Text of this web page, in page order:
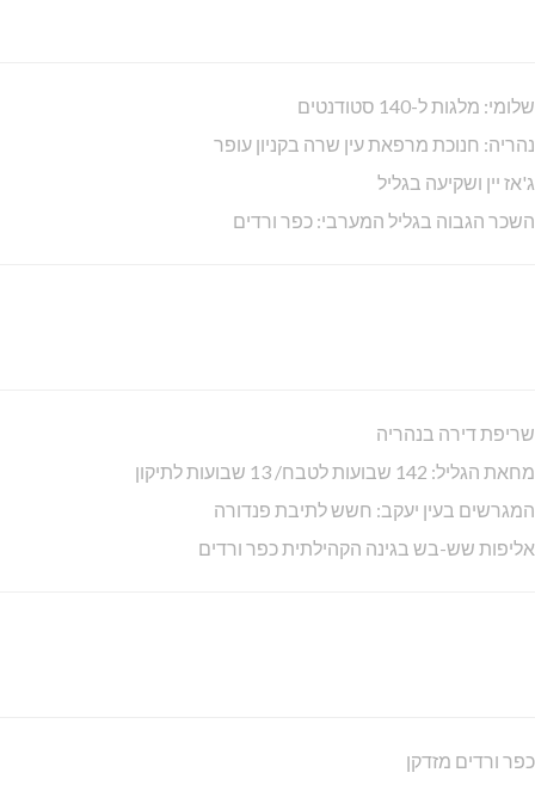
שלומי: מלגות ל-140 סטודנטים
נהריה: חנוכת מרפאת עין שרה בקניון עופר
ג'אז יין ושקיעה בגליל
השכר הגבוה בגליל המערבי: כפר ורדים
שריפת דירה בנהריה
מחאת הגליל: 142 שבועות לטבח/ 13 שבועות לתיקון
המגרשים בעין יעקב: חשש לתיבת פנדורה
אליפות שש-בש בגינה הקהילתית כפר ורדים
כפר ורדים מזדקן